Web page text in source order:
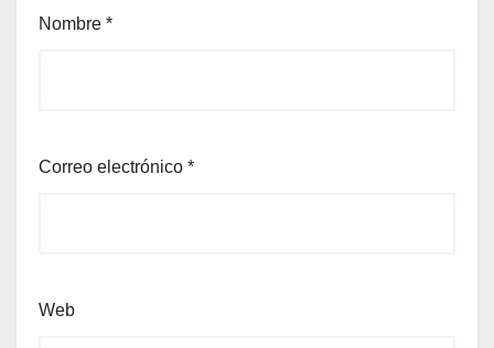
Nombre *
Correo electrónico *
Web